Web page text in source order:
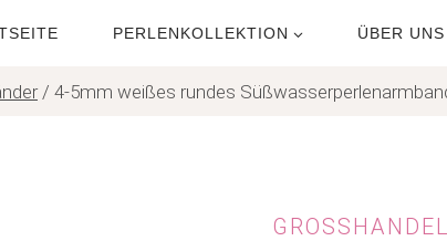
PERLENKOLLEKTION ÜBER UNS
/ 4-5mm weißes rundes